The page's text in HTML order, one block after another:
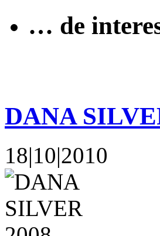
… de
DANA
18|10|2010